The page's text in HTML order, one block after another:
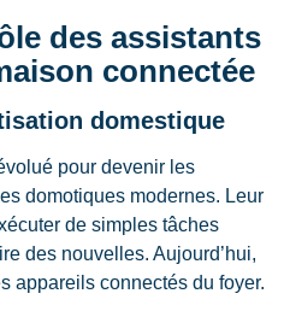
des assistants
connectée
domestique
pour devenir les
domotiques modernes. Leur
de simples tâches
des nouvelles. Aujourd’hui,
appareils connectés du foyer.